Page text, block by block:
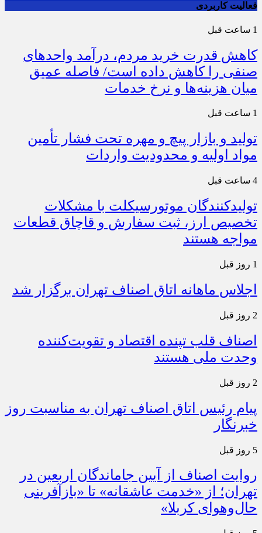
فعالیت کاربردی
1 ساعت قبل
کاهش قدرت خرید مردم، درآمد واحدهای
صنفی را کاهش داده است/ فاصله عمیق
میان هزینه‌ها و نرخ خدمات
1 ساعت قبل
تولید و بازار پیچ و مهره تحت فشار تأمین
مواد اولیه و محدودیت واردات
4 ساعت قبل
تولیدکنندگان موتورسیکلت با مشکلات
تخصیص ارز، ثبت سفارش و قاچاق قطعات
مواجه هستند
1 روز قبل
اجلاس ماهانه اتاق اصناف تهران برگزار شد
2 روز قبل
اصناف قلب تپنده اقتصاد و تقویت‌کننده
وحدت ملی هستند
2 روز قبل
پیام رئیس اتاق اصناف تهران به مناسبت روز
خبرنگار
5 روز قبل
روایت اصناف از آیین جاماندگان اربعین در
تهران؛ از «خدمت عاشقانه» تا «بازآفرینی
حال‌وهوای کربلا»